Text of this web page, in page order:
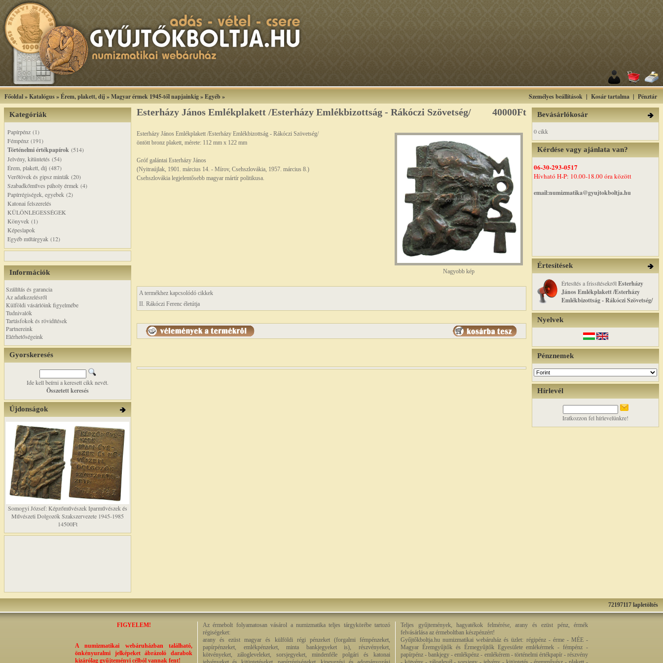
Főoldal»Katalógus»Érem, plakett, díj »Magyar érmek 1945-től napjainkig»Egyéb» Személyes beállítások | Kosár tartalma | Pénztár
Kategóriák
Papírpénz (1)
Fémpénz (191)
Történelmi értékpapírok (514)
Jelvény, kitüntetés (54)
Érem, plakett, díj (487)
Verőtövek és gipsz minták (20)
Szabadkőműves páholy érmek (4)
Papírrégiségek, egyebek (2)
Katonai felszerelés
KÜLÖNLEGESSÉGEK
Könyvek (1)
Képeslapok
Egyéb műtárgyak (12)
Információk
Szállítás és garancia
Az adatkezelésről
Külföldi vásárlóink figyelmébe
Tudnivalók
Tartásfokok és rövidítések
Partnereink
Elérhetőségeink
Gyorskeresés
Ide kell beírni a keresett cikk nevét.
Összetett keresés
Újdonságok
Somogyi József: Képzőművészek Iparművészek és
Művészeti Dolgozók Szakszervezete 1945-1985
14500Ft
Esterházy János Emlékplakett /Esterházy Emlékbizottság - Rákóczi Szövetség/ 40000Ft
Nagyobb kép
Esterházy János Emlékplakett /Esterházy Emlékbizottság - Rákóczi Szövetség/
öntött bronz plakett, mérete: 112 mm x 122 mm
Gróf galántai Esterházy János
(Nyitraújlak, 1901. március 14. - Mírov, Csehszlovákia, 1957. március 8.)
Csehszlovákia legjelentősebb magyar mártír politikusa.
A termékhez kapcsolódó cikkek
II. Rákóczi Ferenc életútja
Bevásárlókosár
0 cikk
Kérdése vagy ajánlata van?
06-30-293-0517
Hívható H-P: 10.00-18.00 óra között
email:numizmatika@gyujtokboltja.hu
Értesítések
Értesítés a frissítésekről Esterházy
János Emlékplakett /Esterházy
Emlékbizottság - Rákóczi Szövetség/
Nyelvek
Pénznemek
Hírlevél
Iratkozzon fel hírlevelünkre!
72197117 lapletöltés
FIGYELEM!
A numizmatikai webáruházban található,
önkényuralmi jelképeket ábrázoló darabok
kizárólag gyűjteményi célból vannak fent!
Az érmebolt folyamatosan vásárol a numizmatika teljes tárgykörébe tartozó
régiségeket:
arany és ezüst magyar és külföldi régi pénzeket (forgalmi fémpénzeket,
papírpénzeket, emlékpénzeket, minta bankjegyeket is), részvényeket,
kötvényeket, zálogleveleket, sorsjegyeket, mindenféle polgári és katonai
Teljes gyűjtemények, hagyatékok felmérése, arany és ezüst pénz, érmék
felvásárlása az érmeboltban készpénzért!
Gyűjtőkboltja.hu numizmatikai webáruház és üzlet: régipénz - érme - MÉE -
Magyar Éremgyűjtők és Érmegyűjtők Egyesülete emlékérmek - fémpénz -
papírpénz - bankjegy - emlékpénz - emlékérem - történelmi értékpapír - részvény